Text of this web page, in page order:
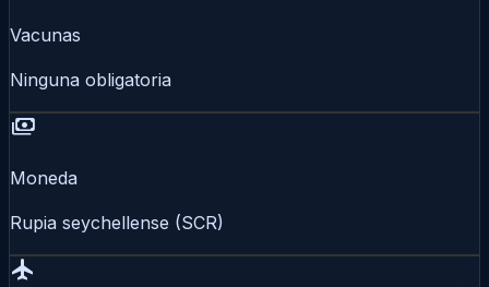
Vacunas
Ninguna obligatoria
payments
Moneda
Rupia seychellense (SCR)
flight